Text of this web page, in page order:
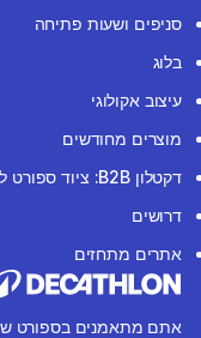
סניפים ושעות פתיחה
בלוג
עיצוב אקולוגי
מוצרים מחודשים
דקטלון B2B: ציוד ספורט למוסדות
דרושים
אתרים מתחזים
אתם מתאמנים בספורט